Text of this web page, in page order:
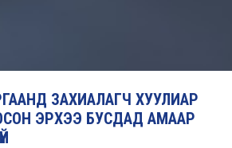
ЗАХИАЛАГЧ ХУУЛИАР
ЭРХЭЭ БУСДАД АМААР